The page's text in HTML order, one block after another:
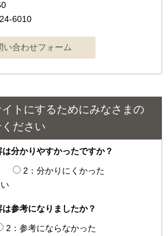
6010
トにするためにみなさまの
ださい
分かりやすかったですか？
2：分かりにくかった
参考になりましたか？
2：参考にならなかった